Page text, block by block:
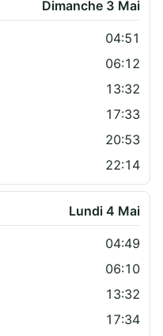
Dimanche 3 Mai
04:51
06:12
13:32
17:33
20:53
22:14
Lundi 4 Mai
04:49
06:10
13:32
17:34